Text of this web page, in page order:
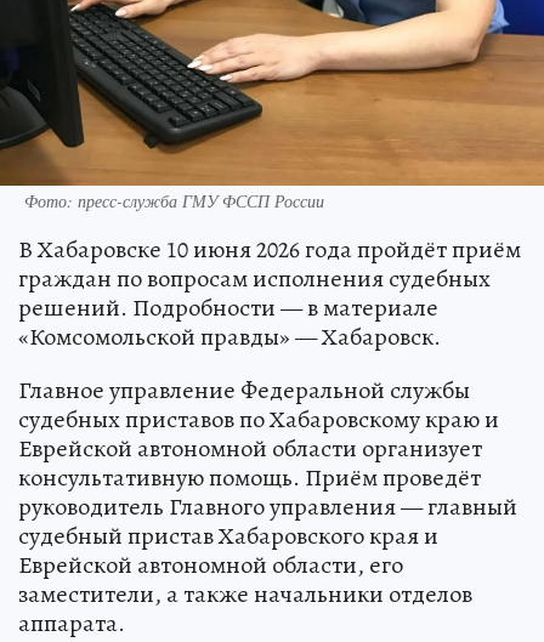
Фото: пресс-служба ГМУ ФССП России
В Хабаровске 10 июня 2026 года пройдёт приём
граждан по вопросам исполнения судебных
решений. Подробности — в материале
«Комсомольской правды» — Хабаровск.
Главное управление Федеральной службы
судебных приставов по Хабаровскому краю и
Еврейской автономной области организует
консультативную помощь. Приём проведёт
руководитель Главного управления — главный
судебный пристав Хабаровского края и
Еврейской автономной области, его
заместители, а также начальники отделов
аппарата.